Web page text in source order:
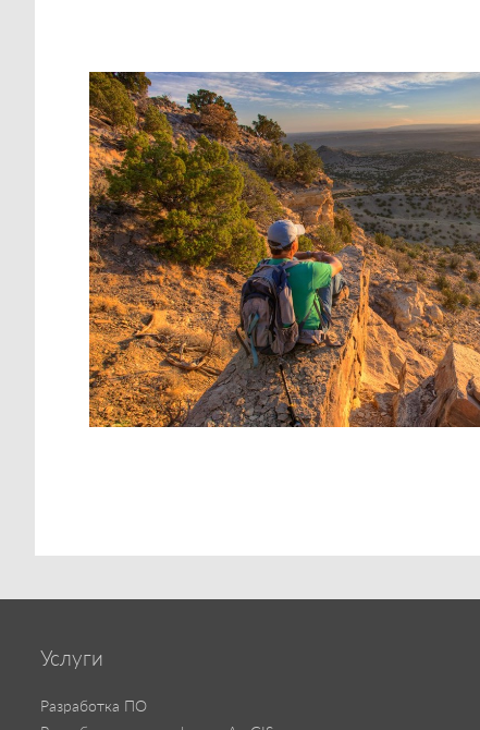
Услуги
Разработка ПО